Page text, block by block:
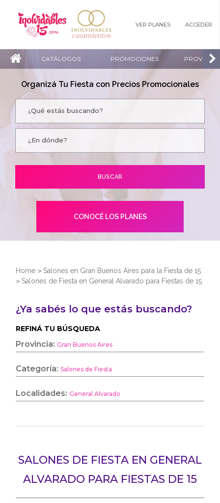
VER PLANES ACCEDER
CATÁLOGOS PROMOCIONES
Organizá Tu Fiesta con Precios Promocionales
CONOCÉ LOS PLANES
Home > Salones en Gran Buenos Aires para la Fiesta de 15
> Salones de Fiesta en General Alvarado para Fiestas de 15
¿Ya sabés lo que estás buscando?
REFINÁ TU BÚSQUEDA
Provincia:Gran Buenos Aires
Categoría:Salones de Fiesta
Localidades:General Alvarado
SALONES DE FIESTA EN GENERAL
ALVARADO PARA FIESTAS DE 15